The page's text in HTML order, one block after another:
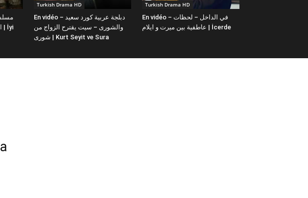
Turkish Drama HD
En vidéo – دبلجة عربية كورد سعيد
والشورى – سيت يقترح الزواج من
شورى | Kurt Seyit ve Sura
Turkish Drama HD
En vidéo – في الداخل – لحظات
عاطفية بين ميرت و ايلام | İcerde